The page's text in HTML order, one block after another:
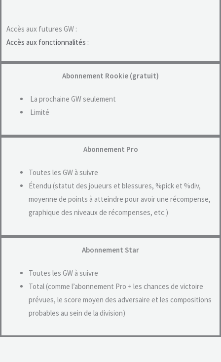
Accès aux futures GW :
Accès aux fonctionnalités :
Abonnement Rookie (gratuit)
La prochaine GW seulement
Limité
Abonnement Pro
Toutes les GW à suivre
Étendu (statut des joueurs et blessures, %pick et %div,
moyenne de points à atteindre pour avoir une récompense,
graphique des niveaux de récompenses, etc.)
Abonnement Star
Toutes les GW à suivre
Total (comme l’abonnement Pro + les chances de victoire
prévues, le score moyen des adversaire et les compositions
probables au sein de la division)